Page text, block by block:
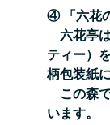
④ 「六花
六花亭
ティー）
柄包装紙
この森
います。